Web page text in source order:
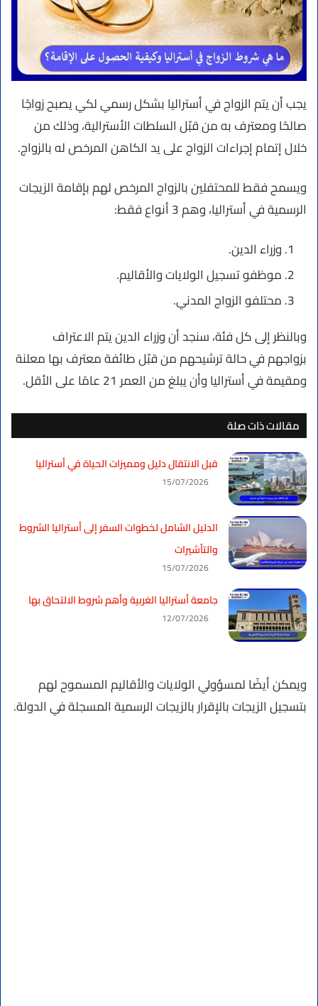
يجب أن يتم الزواج في أستراليا بشكل رسمي لكي يصبح زواجًا
صالحًا ومعترف به من قبّل السلطات الأسترالية، وذلك من
خلال إتمام إجراءات الزواج على يد الكاهن المرخص له بالزواج.
ويسمح فقط للمحتفلين بالزواج المرخص لهم بإقامة الزيجات
الرسمية في أستراليا، وهم 3 أنواع فقط:
وزراء الدين.
موظفو تسجيل الولايات والأقاليم.
محتلفو الزواج المدني.
وبالنظر إلى كل فئة، سنجد أن وزراء الدين يتم الاعتراف
بزواجهم في حالة ترشيحهم من قبّل طائفة معترف بها معلنة
ومقيمة في أستراليا وأن يبلغ من العمر 21 عامًا على الأقل.
مقالات ذات صلة
قبل الانتقال دليل ومميزات الحياة في أستراليا
15/07/2026
الدليل الشامل لخطوات السفر إلى أستراليا الشروط
والتأشيرات
15/07/2026
جامعة أستراليا الغربية وأهم شروط الالتحاق بها
12/07/2026
ويمكن أيضًا لمسؤولي الولايات والأقاليم المسموح لهم
بتسجيل الزيجات بالإقرار بالزيجات الرسمية المسجلة في الدولة.